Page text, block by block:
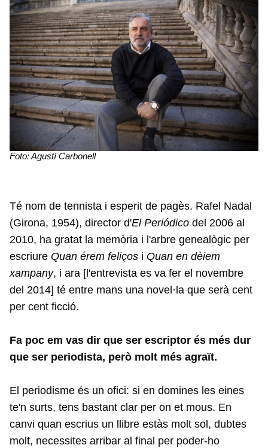
Foto: Agustí Carbonell
Té nom de tennista i esperit de pagès. Rafel Nadal
(Girona, 1954), director d'El Periódico del 2006 al
2010, ha gratat la memòria i l'arbre genealògic per
escriure Quan érem feliços i Quan en dèiem
xampany, i ara [l'entrevista es va fer el novembre
del 2014] té entre mans una novel·la que serà cent
per cent ficció.
Fa poc em vas dir que ser escriptor és més dur
que ser periodista, però molt més agraït.
El periodisme és un ofici: si en domines les eines
te'n surts, tens bastant clar per on et mous. En
canvi quan escrius un llibre estàs molt sol, dubtes
molt, necessites arribar al final per poder-ho